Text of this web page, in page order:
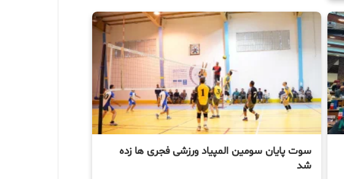
سوت پایان سومین المپیاد ورزشی فجری ها زده
شد